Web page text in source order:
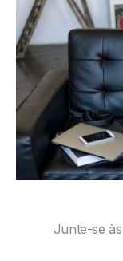
Junte-se